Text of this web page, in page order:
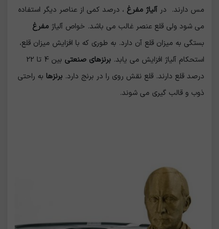
مس دارند. در آلیاژ مفرغ ، درصد کمی از عناصر دیگر استفاده
می شود ولی قلع عنصر غالب می باشد. خواص آلیاژ مفرغ
بستگی به میزان قلع آن دارد. به طوری که با افزایش میزان قلع،
استحکام آلیاژ افزایش می یابد. برنزهای صنعتی
بین 4 تا 22
درصد قلع دارند. قلع نقش روی را در برنج دارد. برنزها به راحتی
ذوب و قالب گیری می شوند.